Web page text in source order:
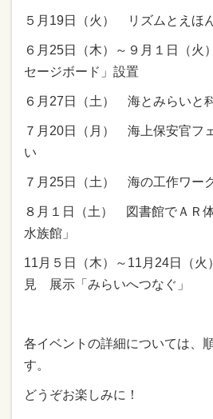
５月19日（火） リズムとえほ
６月25日（木）～９月１日（
セージボード」設置
６月27日（土） 海とみらいと
７月20日（月） 海上保安官
い
７月25日（土） 海の工作ワー
８月１日（土） 図書館でＡＲ
水族館」
11月５日（木）～11月24日（
見 展示「みらいへつなぐ」
各イベントの詳細については、
す。
どうぞお楽しみに！